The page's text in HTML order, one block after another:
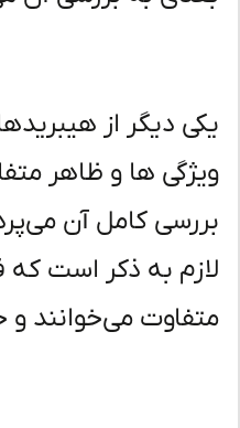
یکی دیگر از
ویژگی ها و ظاهر
لازم به ذکر است که
متفاوت می‌خوانند و خیلی